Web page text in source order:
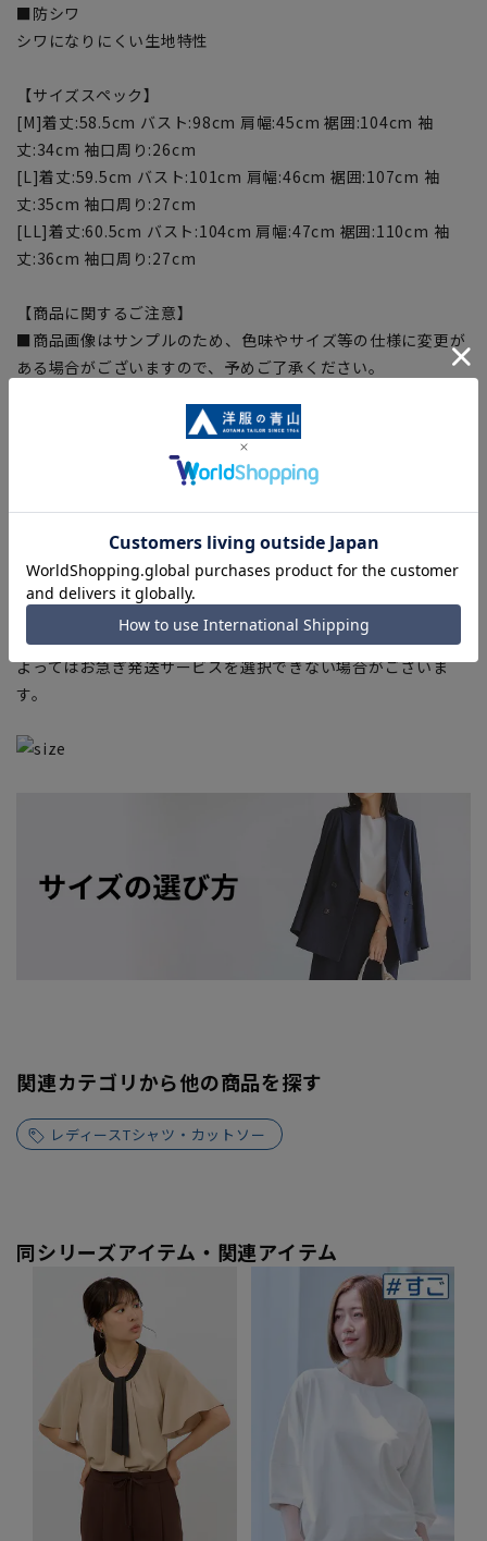
■防シワ
シワになりにくい生地特性
【サイズスペック】
[M]着丈:58.5cm バスト:98cm 肩幅:45cm 裾囲:104cm 袖
丈:34cm 袖口周り:26cm
[L]着丈:59.5cm バスト:101cm 肩幅:46cm 裾囲:107cm 袖
丈:35cm 袖口周り:27cm
[LL]着丈:60.5cm バスト:104cm 肩幅:47cm 裾囲:110cm 袖
丈:36cm 袖口周り:27cm
【商品に関するご注意】
■商品画像はサンプルのため、色味やサイズ等の仕様に変更が
ある場合がございますので、予めご了承ください。
■ブラウザやお使いのモニター環境、また撮影時の室内外の光
加減により、実際の商品と掲載画像の色味が異なる場合がござ
■店舗や各モールサイトと商品在庫を共有しております関係
上、ご注文いただいたタイミングにより欠品が発生し、ご注文
を完了できない場合がございます。予めご了承ください。
■お急ぎ発送のご注文につきましても、ご注文のタイミングに
よってはお急ぎ発送サービスを選択できない場合がございま
す。
関連カテゴリから他の商品を探す
レディースTシャツ・カットソー
同シリーズアイテム・関連アイテム